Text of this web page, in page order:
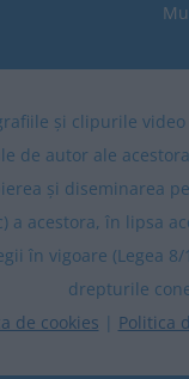
și clipurile
de autor ale
și diseminarea
a acestora, în lipsa
în vigoare (Legea
drepturile
de cookies | Politica